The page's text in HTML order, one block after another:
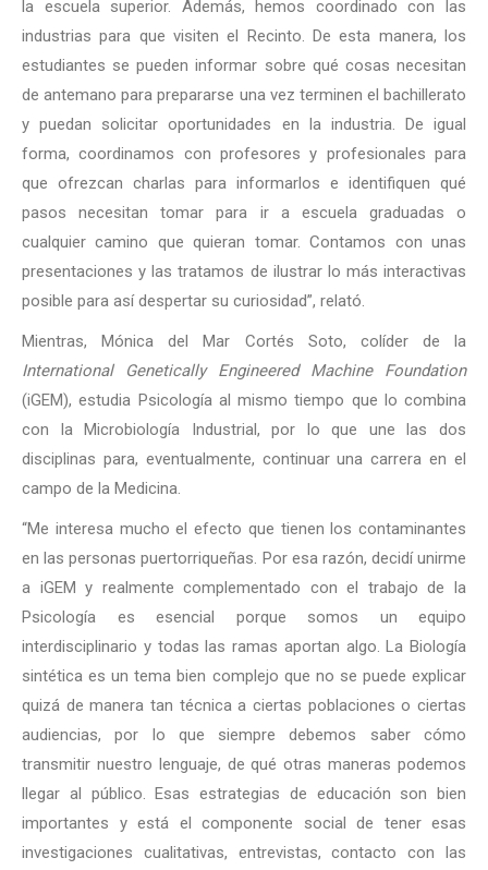
la escuela superior. Además, hemos coordinado con las
industrias para que visiten el Recinto. De esta manera, los
estudiantes se pueden informar sobre qué cosas necesitan
de antemano para prepararse una vez terminen el bachillerato
y puedan solicitar oportunidades en la industria. De igual
forma, coordinamos con profesores y profesionales para
que ofrezcan charlas para informarlos e identifiquen qué
pasos necesitan tomar para ir a escuela graduadas o
cualquier camino que quieran tomar. Contamos con unas
presentaciones y las tratamos de ilustrar lo más interactivas
posible para así despertar su curiosidad”, relató.
Mientras, Mónica del Mar Cortés Soto, colíder de la
International Genetically Engineered Machine Foundation
(iGEM), estudia Psicología al mismo tiempo que lo combina
con la Microbiología Industrial, por lo que une las dos
disciplinas para, eventualmente, continuar una carrera en el
campo de la Medicina.
“Me interesa mucho el efecto que tienen los contaminantes
en las personas puertorriqueñas. Por esa razón, decidí unirme
a iGEM y realmente complementado con el trabajo de la
Psicología es esencial porque somos un equipo
interdisciplinario y todas las ramas aportan algo. La Biología
sintética es un tema bien complejo que no se puede explicar
quizá de manera tan técnica a ciertas poblaciones o ciertas
audiencias, por lo que siempre debemos saber cómo
transmitir nuestro lenguaje, de qué otras maneras podemos
llegar al público. Esas estrategias de educación son bien
importantes y está el componente social de tener esas
investigaciones cualitativas, entrevistas, contacto con las